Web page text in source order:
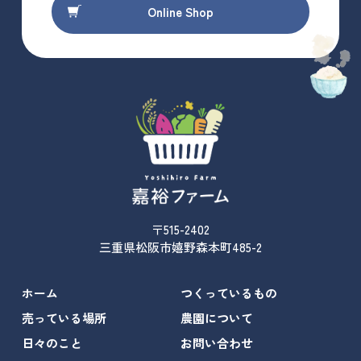
Online Shop
〒515-2402
三重県松阪市嬉野森本町485-2
ホーム
つくっているもの
売っている場所
農園について
日々のこと
お問い合わせ